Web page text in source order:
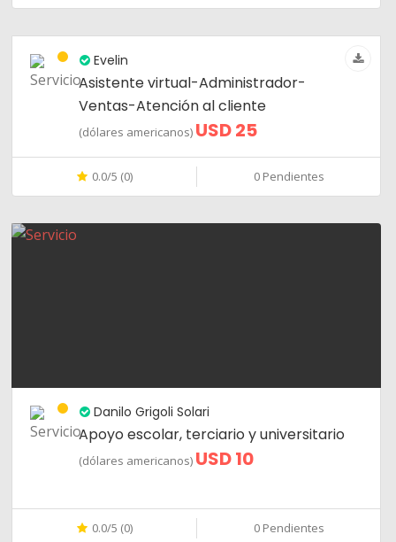
Evelin
Asistente virtual-Administrador-
Ventas-Atención al cliente
(dólares americanos) USD 25
0.0/5 (0) 0 Pendientes
Danilo Grigoli Solari
Apoyo escolar, terciario y universitario
(dólares americanos) USD 10
0.0/5 (0) 0 Pendientes